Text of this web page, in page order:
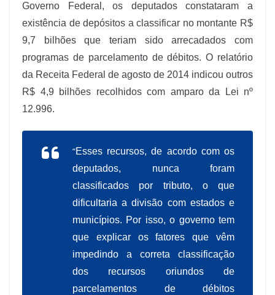
Governo Federal, os deputados constataram a
existência de depósitos a classificar no montante R$
9,7 bilhões que teriam sido arrecadados com
programas de parcelamento de débitos. O relatório
da Receita Federal de agosto de 2014 indicou outros
R$ 4,9 bilhões recolhidos com amparo da Lei nº
12.996.
“Esses recursos, de acordo com os
deputados, nunca foram
classificados por tributo, o que
dificultaria a divisão com estados e
municípios. Por isso, o governo tem
que explicar os fatores que vêm
impedindo a correta classificação
dos recursos oriundos de
parcelamentos de débitos